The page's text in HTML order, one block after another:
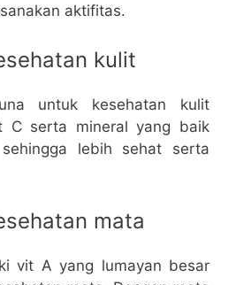
aktifitas.
kulit
untuk kesehatan kulit
C serta mineral yang baik
lebih sehat serta
mata
vit A yang lumayan besar